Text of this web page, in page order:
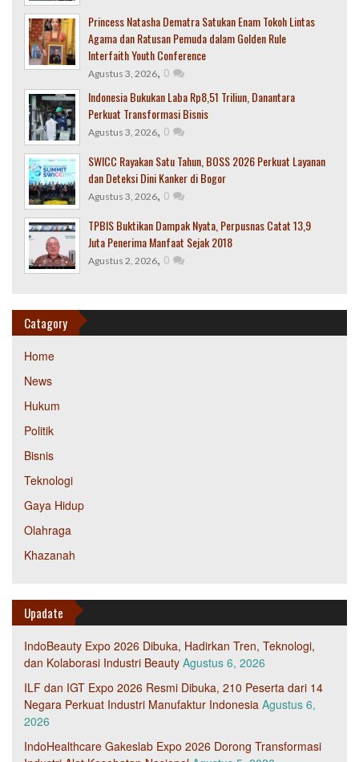
Princess Natasha Dematra Satukan Enam Tokoh Lintas
Agama dan Ratusan Pemuda dalam Golden Rule
Interfaith Youth Conference
Agustus 3, 2026, 0
Indonesia Bukukan Laba Rp8,51 Triliun, Danantara
Perkuat Transformasi Bisnis
Agustus 3, 2026, 0
SWICC Rayakan Satu Tahun, BOSS 2026 Perkuat Layanan
dan Deteksi Dini Kanker di Bogor
Agustus 3, 2026, 0
TPBIS Buktikan Dampak Nyata, Perpusnas Catat 13,9
Juta Penerima Manfaat Sejak 2018
Agustus 2, 2026, 0
Catagory
Home
News
Hukum
Politik
Bisnis
Teknologi
Gaya Hidup
Olahraga
Khazanah
Upadate
IndoBeauty Expo 2026 Dibuka, Hadirkan Tren, Teknologi,
dan Kolaborasi Industri Beauty Agustus 6, 2026
ILF dan IGT Expo 2026 Resmi Dibuka, 210 Peserta dari 14
Negara Perkuat Industri Manufaktur Indonesia Agustus 6,
2026
IndoHealthcare Gakeslab Expo 2026 Dorong Transformasi